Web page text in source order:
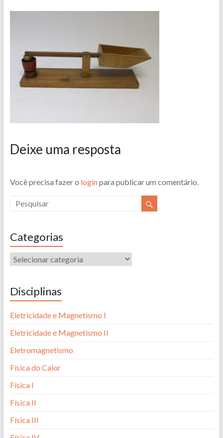
Deixe uma resposta
Você precisa fazer o loginpara publicar um comentário.
Categorias
Disciplinas
Eletricidade e Magnetismo I
Eletricidade e Magnetismo II
Eletromagnetismo
Física do Calor
Física I
Física II
Física III